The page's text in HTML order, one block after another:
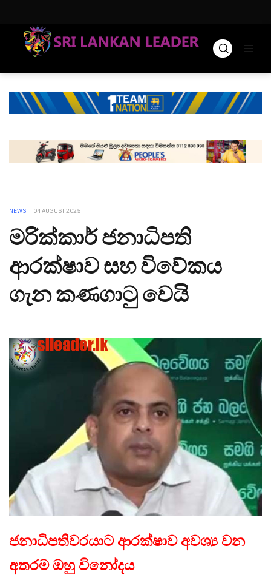
NEWS 04 AUGUST 2025
මරික්කාර් ජනාධිපති
ආරක්ෂාව සහ විවේකය
ගැන කණගාටු වෙයි
ජනාධිපතිවරයාට ආරක්ෂාව අවශ්‍ය වන
අතරම ඔහු විනෝදය